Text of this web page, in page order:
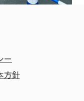
ー
方針